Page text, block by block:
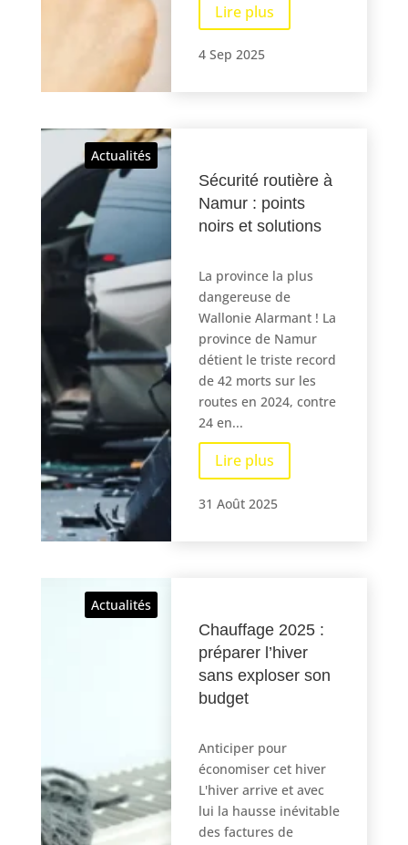
Lire plus
4 Sep 2025
Actualités
Sécurité routière à
Namur : points
noirs et solutions
La province la plus
dangereuse de
Wallonie Alarmant ! La
province de Namur
détient le triste record
de 42 morts sur les
routes en 2024, contre
24 en...
Lire plus
31 Août 2025
Actualités
Chauffage 2025 :
préparer l’hiver
sans exploser son
budget
Anticiper pour
économiser cet hiver
L'hiver arrive et avec
lui la hausse inévitable
des factures de